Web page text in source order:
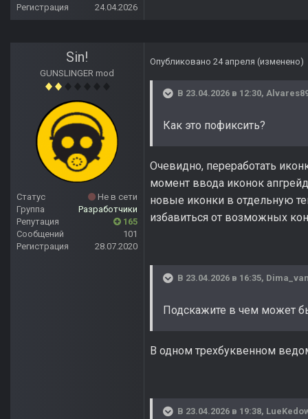
Регистрация
24.04.2026
Sin!
GUNSLINGER mod
Статус
Не в сети
Группа
Разработчики
Репутация
165
Сообщений
101
Регистрация
28.07.2020
Опубликовано 24 апреля (изменено)
В 23.04.2026 в 12:30,
Как это пофиксить?
Очевидно, переработать
момент ввода иконок
новые иконки в отдельную
избавиться от возможных
В 23.04.2026 в 16:35,
Подскажите в чем может
В одном трехбуквенном
В 23.04.2026 в 19:38,